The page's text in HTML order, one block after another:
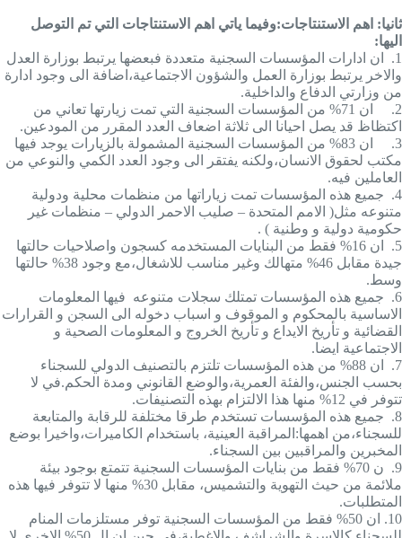
ثانيا: اهم الاستنتاجات:وفيما ياتي اهم الاستنتاجات التي تم التوصل
اليها:
1.
ان ادارات المؤسسات السجنية متعددة فبعضها يرتبط بوزارة العدل
والاخر يرتبط بوزارة العمل والشؤون الاجتماعية،اضافة الى وجود ادارة
من وزارتي الدفاع والداخلية.
2.
ان 71% من المؤسسات السجنية التي تمت زيارتها تعاني من
اكتظاظ قد يصل احيانا الى ثلاثة اضعاف العدد المقرر من المودعين.
3.
ان 83% من المؤسسات السجنية المشمولة بالزيارات يوجد فيها
مكتب لحقوق الانسان،ولكنه يفتقر الى وجود العدد الكمي والنوعي من
العاملين فيه.
4.
جميع هذه المؤسسات تمت زياراتها من منظمات محلية ودولية
متنوعه مثل( الامم المتحدة – صليب الاحمر الدولي – منظمات غير
حكومية دولية و وطنية ) .
5.
ان 16% فقط من البنايات المستخدمه كسجون واصلاحيات حالتها
جيدة مقابل 46% متهالك وغير مناسب للاشغال،مع وجود 38% حالتها
وسط.
6.
جميع هذه المؤسسات تمتلك سجلات متنوعه فيها المعلومات
الاساسية بالمحكوم و الموقوف و اسباب دخوله الى السجن و القرارات
القضائية و تأريخ الايداع و تأريخ الخروج و المعلومات الصحية و
الاجتماعية ايضا.
7.
ان 88% من هذه المؤسسات تلتزم بالتصنيف الدولي للسجناء
بحسب الجنس،والفئة العمرية،والوضع القانوني ومدة الحكم.في لا
تتوفر في 12% منها هذا الالتزام بهذه التصنيفات.
8.
جميع هذه المؤسسات تستخدم طرقا مختلفة للرقابة والمتابعة
للسجناء،من اهمها:المراقبة العينية، باستخدام الكاميرات،واخيرا بوضع
المخبرين والمراقبين بين السجناء.
9.
ن 70% فقط من بنايات المؤسسات السجنية تتمتع بوجود بيئة
ملائمة من حيث التهوية والتشميس، مقابل 30% منها لا تتوفر فيها هذه
المتطلبات.
10.
ان 50% فقط من المؤسسات السجنية توفر مستلزمات المنام